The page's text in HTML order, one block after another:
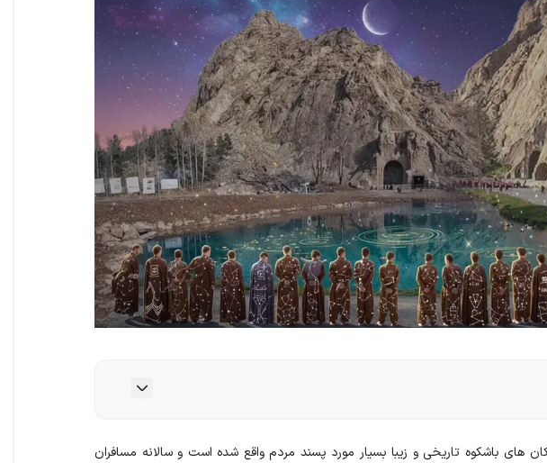
های باشکوه تاریخی و زیبا بسیار مورد پسند مردم واقع شده است و سالانه مسافران